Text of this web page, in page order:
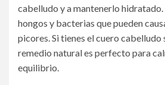
cabelludo y a mantenerlo
hongos y bacterias que pueden
picores. Si tienes el cuero cabelludo
remedio natural es perfecto para
equilibrio.